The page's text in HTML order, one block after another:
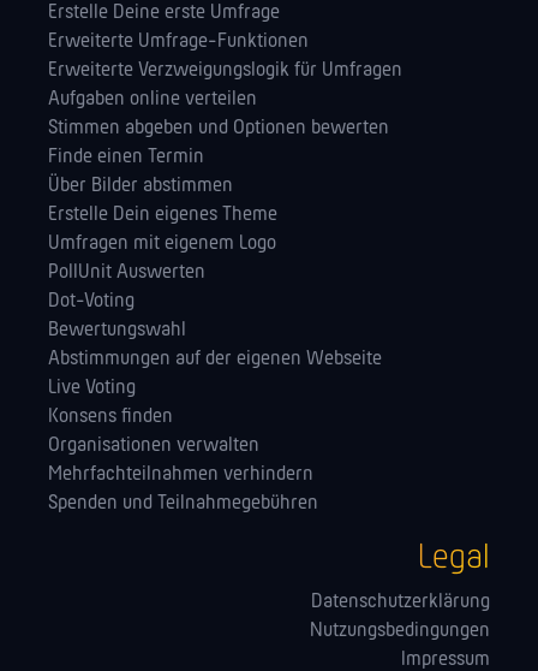
Erstelle Deine erste Umfrage
Erweiterte Umfrage-Funktionen
Erweiterte Verzweigungslogik für Umfragen
Aufgaben online verteilen
Stimmen abgeben und Optionen bewerten
Finde einen Termin
Über Bilder abstimmen
Erstelle Dein eigenes Theme
Umfragen mit eigenem Logo
PollUnit Auswerten
Dot-Voting
Bewertungswahl
Abstimmungen auf der eigenen Webseite
Live Voting
Konsens finden
Orga­nisationen verwalten
Mehrfachteilnahmen verhindern
Spenden und Teilnahmegebühren
Legal
Datenschutzerklärung
Nutzungsbedingungen
Impressum